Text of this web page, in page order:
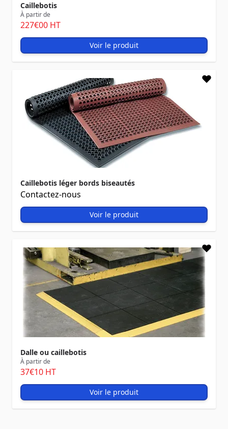
Caillebotis
À partir de
227€00 HT
Voir le produit
Caillebotis léger bords biseautés
Contactez-nous
Voir le produit
Dalle ou caillebotis
À partir de
37€10 HT
Voir le produit